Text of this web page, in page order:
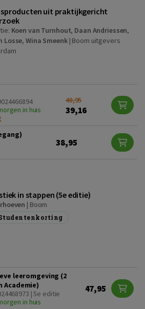
uit praktijkgericht
Koen van Turnhout, Daan Andriessen,
Losse,Wina Smeenk| Boom uitgevers
in huis
48,95
39,16
38,95
in stappen (5e editie)
| Boom
leeromgeving (2
Academie)
| 5e editie
in huis
47,95